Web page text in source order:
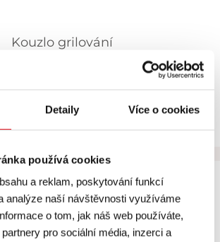
Detaily Více o cookies
používá cookies
a reklam, poskytování funkcí
analýze naší návštěvnosti využíváme
o tom, jak náš web používáte,
pro sociální média, inzerci a
Kouzlo grilování
2 892,56 ,-
skladem